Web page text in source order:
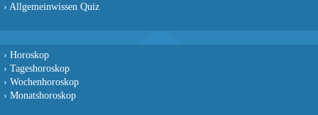
› Allgemeinwissen Quiz
› Horoskop
› Tageshoroskop
› Wochenhoroskop
› Monatshoroskop